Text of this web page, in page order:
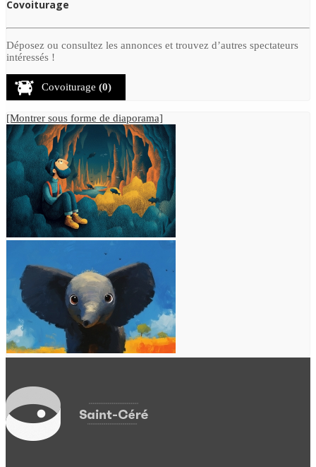
Covoiturage
Déposez ou consultez les annonces et trouvez d’autres spectateurs
intéressés !
Covoiturage (0)
[Montrer sous forme de diaporama]